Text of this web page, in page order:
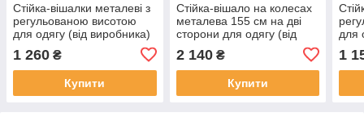
Стійка-вішалки металеві з
регульованою висотою
для одягу (від виробника)
1 260 ₴
Купити
Стійка-вішало на колесах
металева 155 см на дві
сторони для одягу (від
2 140₴
Купити
для
1